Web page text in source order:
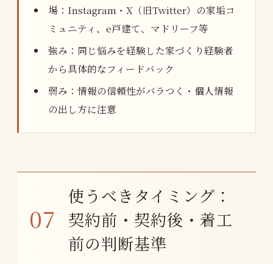
場：Instagram・X（旧Twitter）の家垢コ
ミュニティ、e戸建て、マドリーフ等
強み：同じ悩みを経験した家づくり経験者
から具体的なフィードバック
弱み：情報の信頼性がバラつく・個人情報
の出し方に注意
使うべきタイミング：
契約前・契約後・着工
前の判断基準